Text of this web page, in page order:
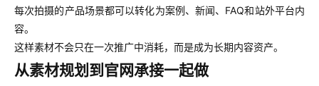
每次拍摄的产品场景都可以转化为案例、新闻、FAQ和站外平台内
容。
这样素材不会只在一次推广中消耗，而是成为长期内容资产。
从素材规划到官网承接一起做